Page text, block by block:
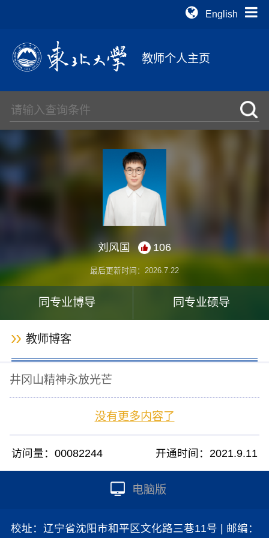
English
教师个人主页
刘风国 106
最后更新时间： 2026.7.22
同专业博导 同专业硕导
教师博客
井冈山精神永放光芒
没有更多内容了
访问量：00082244 开通时间： 2021.9.11
电脑版
校址：辽宁省沈阳市和平区文化路三巷11号 | 邮编：